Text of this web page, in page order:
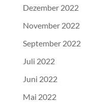
Dezember 2022
November 2022
September 2022
Juli 2022
Juni 2022
Mai 2022